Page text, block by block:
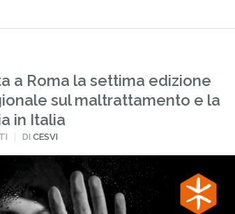
a Roma la settima edizione
sul maltrattamento e la
in Italia
DICESVI